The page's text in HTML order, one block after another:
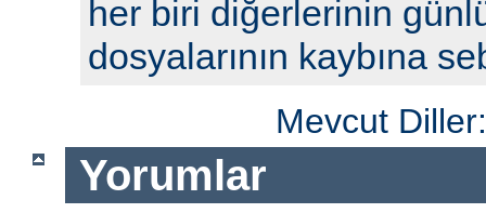
her biri diğerlerinin
dosyalarının kaybına
Mevcut
Yorumlar